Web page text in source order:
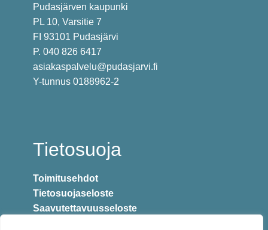
Pudasjärven kaupunki
PL 10, Varsitie 7
FI 93101 Pudasjärvi
P. 040 826 6417
asiakaspalvelu@pudasjarvi.fi
Y-tunnus 0188962-2
Tietosuoja
Toimitusehdot
Tietosuojaseloste
Saavutettavuusseloste